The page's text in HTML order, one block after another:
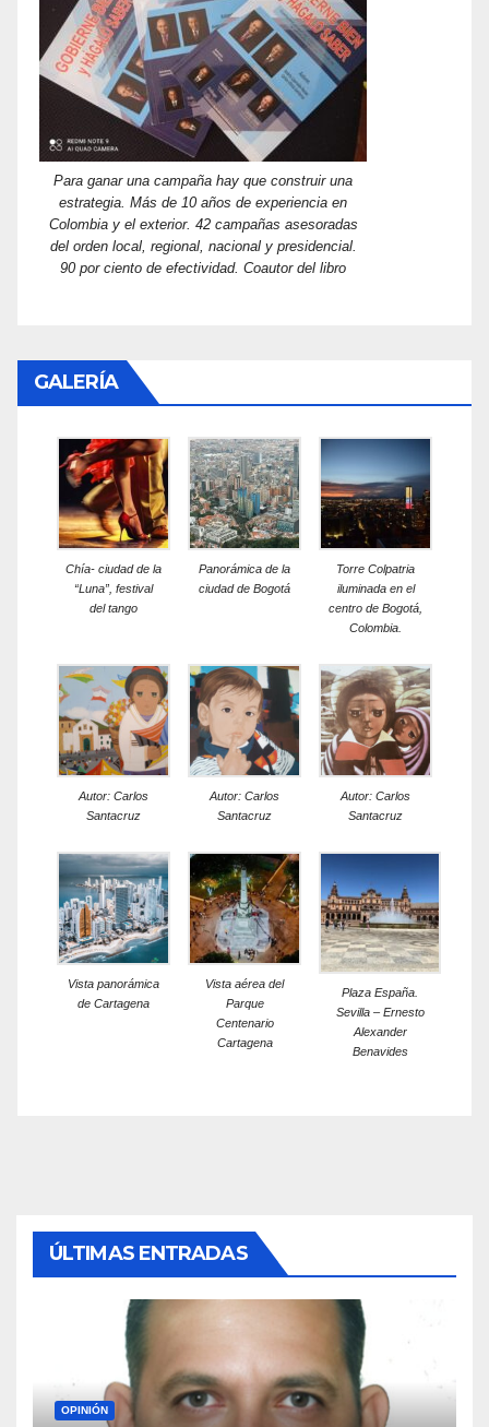
Para ganar una campaña hay que construir una
estrategia. Más de 10 años de experiencia en
Colombia y el exterior. 42 campañas asesoradas
del orden local, regional, nacional y presidencial.
90 por ciento de efectividad. Coautor del libro
GALERÍA
Chía- ciudad de la
“Luna”, festival
del tango
Panorámica de la
ciudad de Bogotá
Torre Colpatria
iluminada en el
centro de Bogotá,
Colombia.
Autor: Carlos
Santacruz
Autor: Carlos
Santacruz
Autor: Carlos
Santacruz
Vista panorámica
de Cartagena
Vista aérea del
Parque
Centenario
Cartagena
Plaza España.
Sevilla – Ernesto
Alexander
Benavides
ÚLTIMAS ENTRADAS
OPINIÓN